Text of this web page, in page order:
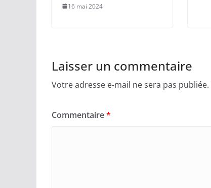
16 mai 2024
Laisser un commentaire
Votre adresse e-mail ne sera pas publiée.
Commentaire*